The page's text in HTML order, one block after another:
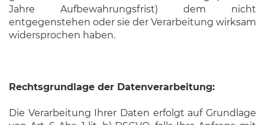
Jahre Aufbewahrungsfrist) dem nicht
entgegenstehen oder sie der Verarbeitung wirksam
widersprochen haben.
Rechtsgrundlage der Datenverarbeitung:
Die Verarbeitung Ihrer Daten erfolgt auf Grundlage